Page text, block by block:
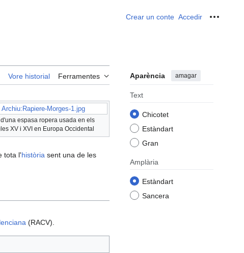
Crear un conte Accedir
Vore historial Ferramentes Aparència amagar
Text
Chicotet
Estàndart
Gran
Amplària
Estàndart
Sancera
Archiu:Rapiere-Morges-1.jpg
espasa ropera usada en els
XV i XVI en Europa Occidental
tota l'història sent una de les
(RACV).